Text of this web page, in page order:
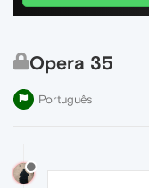
Opera 35
Português